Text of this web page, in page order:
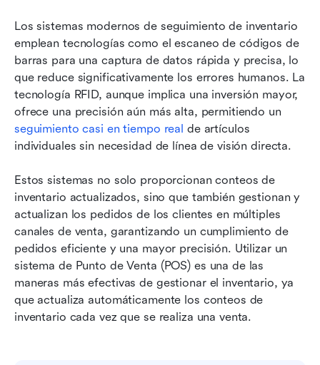
Los sistemas modernos de seguimiento de inventario
emplean tecnologías como el escaneo de códigos de
barras para una captura de datos rápida y precisa, lo
que reduce significativamente los errores humanos. La
tecnología RFID, aunque implica una inversión mayor,
seguimiento casi en tiempo real de artículos
individuales sin necesidad de línea de visión directa.
Estos sistemas no solo proporcionan conteos de
inventario actualizados, sino que también gestionan y
actualizan los pedidos de los clientes en múltiples
canales de venta, garantizando un cumplimiento de
pedidos eficiente y una mayor precisión. Utilizar un
sistema de Punto de Venta (POS) es una de las
maneras más efectivas de gestionar el inventario, ya
que actualiza automáticamente los conteos de
inventario cada vez que se realiza una venta.